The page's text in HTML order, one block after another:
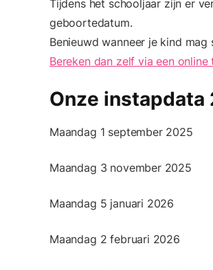
Tijdens het schooljaar zijn er
geboortedatum.
Benieuwd wanneer je kind
Bereken dan zelf via een
Onze
Maandag 1 september 2025
Maandag 3 november 2025
Maandag 5 januari 2026
Maandag 2 februari 2026